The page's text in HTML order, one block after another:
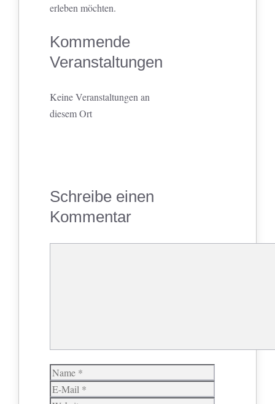
erleben möchten.
Kommende
Veranstaltungen
Keine Veranstaltungen an
diesem Ort
Schreibe einen
Kommentar
Name
E-